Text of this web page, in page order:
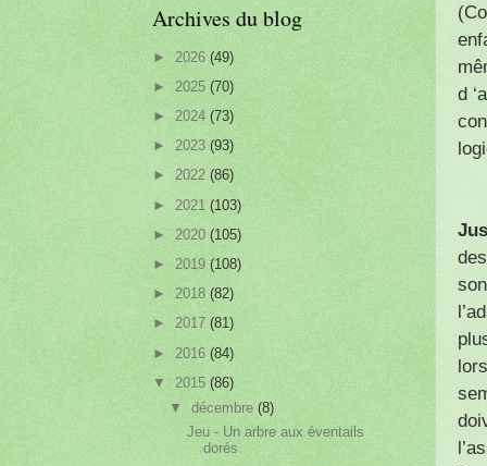
d
Archives du blog
► 2026 (49)
► 2025 (70)
► 2024 (73)
► 2023 (93)
► 2022 (86)
► 2021 (103)
► 2020 (105)
► 2019 (108)
► 2018 (82)
► 2017 (81)
► 2016 (84)
▼ 2015 (86)
▼décembre(8)
Jeu - Un arbre aux éventails
dorés